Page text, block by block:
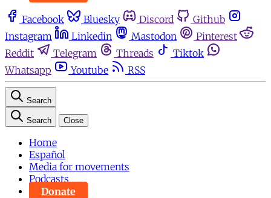
Facebook Bluesky Discord
Github
Instagram
Linkedin Mastodon
Pinterest
Reddit
Telegram Threads
Tiktok
Whatsapp
Youtube RSS
Search
Search Close
Home
Español
Media for movements
Podcasts
Donate